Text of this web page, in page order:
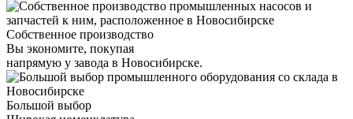
Собственное производство
Вы экономите, покупая
напрямую у завода в Новосибирске.
Большой выбор